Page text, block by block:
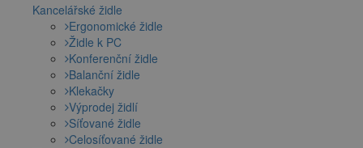
Kancelářské židle
Ergonomické židle
Židle k PC
Konferenční židle
Balanční židle
Klekačky
Výprodej židlí
Síťované židle
Celosíťované židle